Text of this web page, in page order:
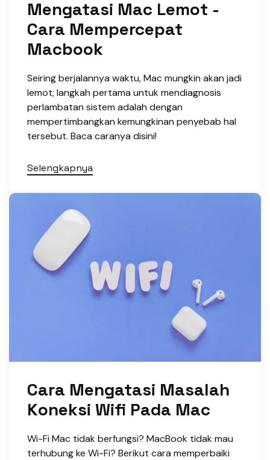
Mengatasi Mac Lemot -
Cara Mempercepat
Macbook
Seiring berjalannya waktu, Mac mungkin akan jadi
lemot; langkah pertama untuk mendiagnosis
perlambatan sistem adalah dengan
mempertimbangkan kemungkinan penyebab hal
tersebut. Baca caranya disini!
Selengkapnya
Cara Mengatasi Masalah
Koneksi Wifi Pada Mac
Wi-Fi Mac tidak berfungsi? MacBook tidak mau
terhubung ke Wi-Fi? Berikut cara memperbaiki